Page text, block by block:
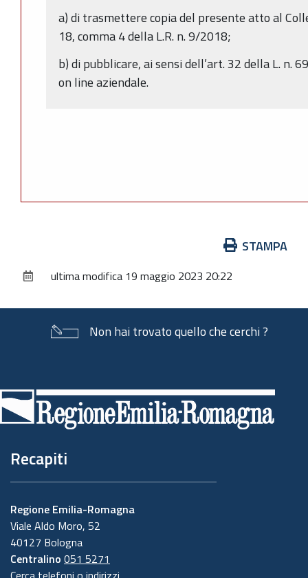
a) di trasmettere copia del presente atto al
18, comma 4 della L.R. n. 9/2018;
b) di pubblicare, ai sensi dell’art. 32 della L. n.
on line aziendale.
documento
STAMPA
ultima modifica 19 maggio 2023 20:22
Non hai trovato quello che cerchi ?
di
pagina
Recapiti
Regione Emilia-Romagna
Viale Aldo Moro, 52
40127 Bologna
Centralino 051 5271